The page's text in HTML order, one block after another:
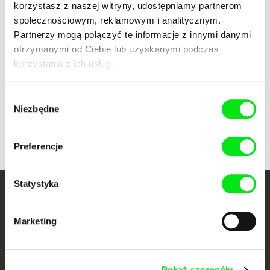
korzystasz z naszej witryny, udostępniamy partnerom
społecznościowym, reklamowym i analitycznym.
Partnerzy mogą połączyć te informacje z innymi danymi
otrzymanymi od Ciebie lub uzyskanymi podczas
korzystania z ich usług.
zgody
Niezbędne
Preferencje
Statystyka
Marketing
Johana Johanna d‘Arc of Mongolia
Colia Vranici
Nowe festiwalowe filmy